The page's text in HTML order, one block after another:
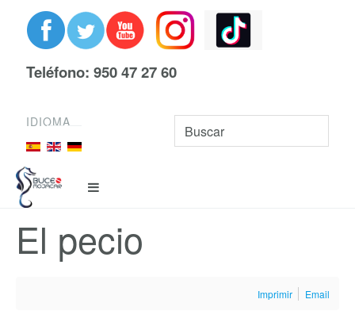
Teléfono: 950 47 27 60
IDIOMA
El pecio
Imprimir Email